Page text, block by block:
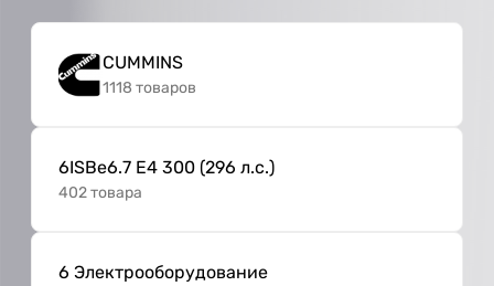
CUMMINS
1118 товаров
6ISBe6.7 E4 300 (296 л.с.)
402 товара
6 Электрооборудование